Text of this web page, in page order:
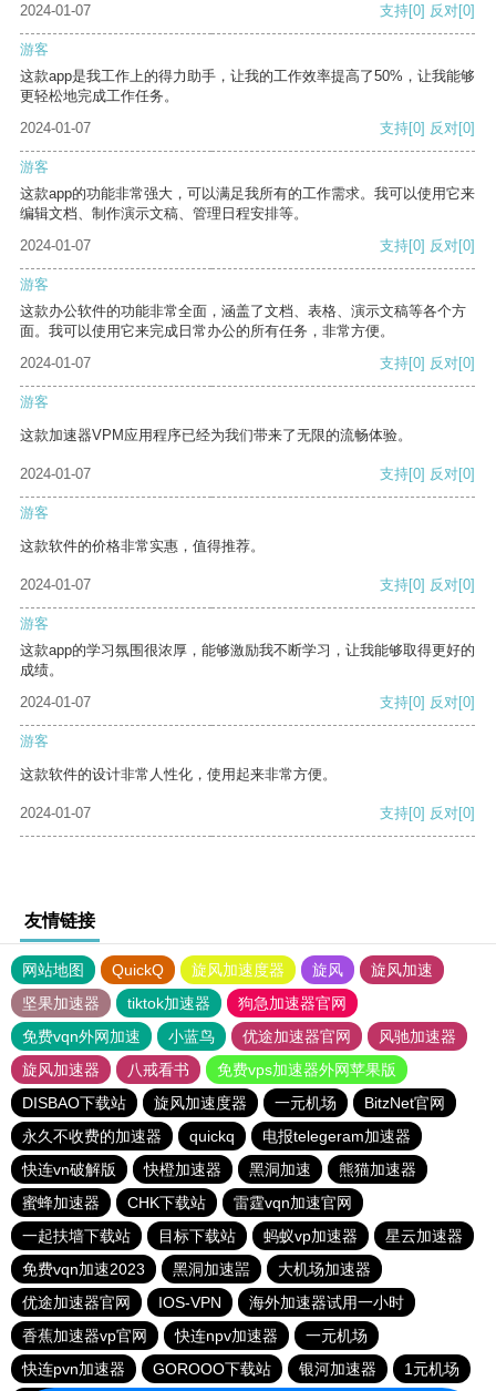
2024-01-07 支持[0] 反对[0]
游客
这款app是我工作上的得力助手，让我的工作效率提高了50%，让我能够
更轻松地完成工作任务。
2024-01-07
支持[0] 反对[0]
游客
这款app的功能非常强大，可以满足我所有的工作需求。我可以使用它来
编辑文档、制作演示文稿、管理日程安排等。
2024-01-07
支持[0] 反对[0]
游客
这款办公软件的功能非常全面，涵盖了文档、表格、演示文稿等各个方
面。我可以使用它来完成日常办公的所有任务，非常方便。
2024-01-07
支持[0] 反对[0]
游客
这款加速器VPM应用程序已经为我们带来了无限的流畅体验。
2024-01-07 支持[0] 反对[0]
游客
这款软件的价格非常实惠，值得推荐。
2024-01-07 支持[0] 反对[0]
游客
这款app的学习氛围很浓厚，能够激励我不断学习，让我能够取得更好的
成绩。
2024-01-07
支持[0] 反对[0]
游客
这款软件的设计非常人性化，使用起来非常方便。
2024-01-07 支持[0] 反对[0]
友情链接
网站地图 QuickQ 旋风加速度器 旋风
旋风加速
坚果加速器
tiktok加速器
狗急加速器官网
免费vqn外网加速
小蓝鸟 优途加速器官网
风驰加速器
旋风加速器
八戒看书
免费vps加速器外网苹果版
DISBAO下载站
旋风加速度器 一元机场
BitzNet官网
永久不收费的加速器
quickq
电报telegeram加速器
快连vn破解版
快橙加速器 黑洞加速
熊猫加速器
蜜蜂加速器
CHK下载站
雷霆vqn加速官网
一起扶墙下载站
目标下载站 蚂蚁vp加速器
星云加速器
免费vqn加速2023
黑洞加速噐
大机场加速器
优途加速器官网
IOS-VPN
海外加速器试用一小时
香蕉加速器vp官网
快连npv加速器
一元机场
快连pvn加速器
GOROOO下载站 银河加速器 1元机场